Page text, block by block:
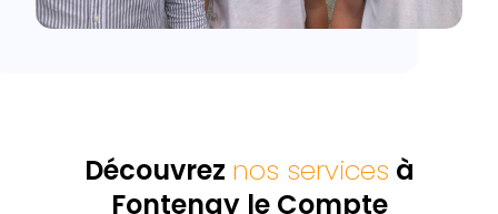
Découvrez nos services à
Fontenay le Compte